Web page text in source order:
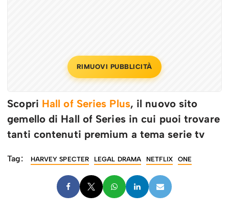
RIMUOVI PUBBLICITÀ
Scopri Hall of Series Plus, il nuovo sito
gemello di Hall of Series in cui puoi trovare
tanti contenuti premium a tema serie tv
Tag: HARVEY SPECTER LEGAL DRAMA NETFLIX ONE